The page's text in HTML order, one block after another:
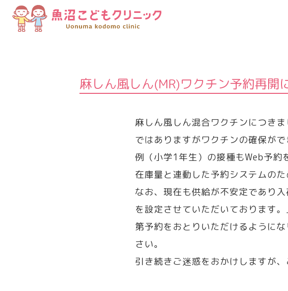
麻しん風しん(MR)ワクチン予約再開
麻しん風しん混合ワクチンにつき
ではありますがワクチンの確保が
例（小学1年生）の接種もWeb予約
在庫量と連動した予約システムの
なお、現在も供給が不安定であり
を設定させていただいております
第予約をおとりいただけるように
さい。
引き続きご迷惑をおかけしますが